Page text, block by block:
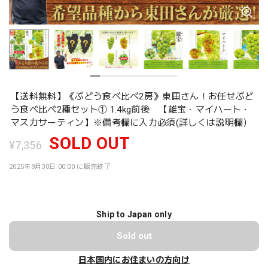
【送料無料】《ぶどう食べ比べ2房》東田さん！お任せぶど
う食べ比べ2種セット① 1.4kg前後 【雄宝・マイハート・
マスカサーティン】※備考欄に入力必須(詳しくは説明欄）
¥7,356 SOLD OUT
2025年9月30日 00:00 に販売終了
Ship to Japan only
Sold out
日本国内にお住まいの方向け